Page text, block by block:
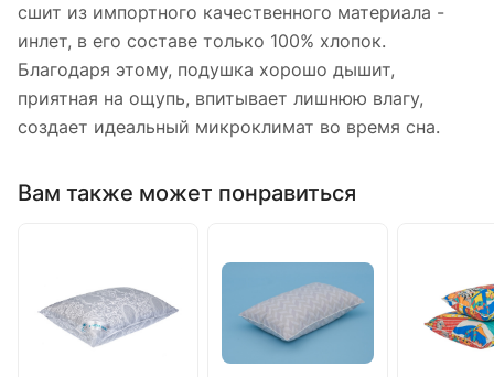
сшит из импортного качественного материала -
инлет, в его составе только 100% хлопок.
Благодаря этому, подушка хорошо дышит,
приятная на ощупь, впитывает лишнюю влагу,
создает идеальный микроклимат во время сна.
Вам также может понравиться